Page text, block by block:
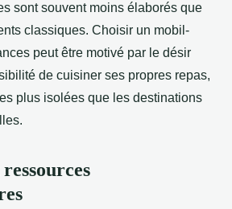
sont souvent moins élaborés que
classiques. Choisir un mobil-
peut être motivé par le désir
de cuisiner ses propres repas,
plus isolées que les destinations